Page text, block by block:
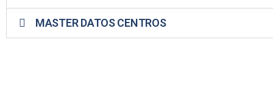
MASTER DATOS CENTROS